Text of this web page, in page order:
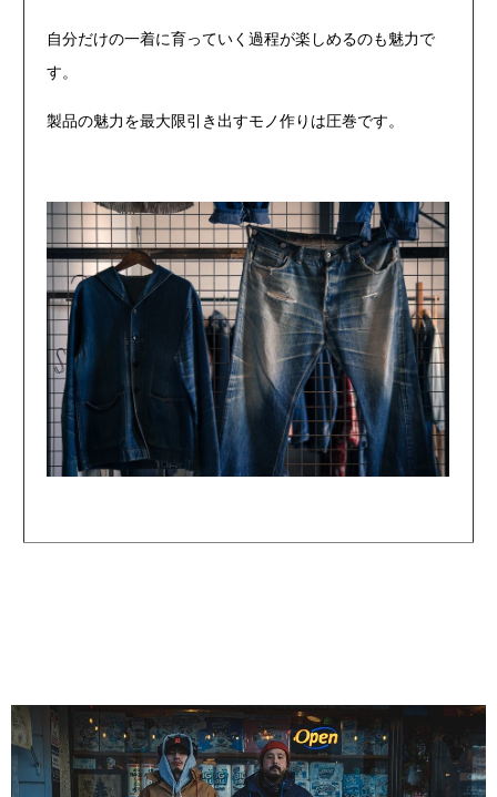
自分だけの一着に育っていく過程が楽しめるのも魅力で
す。
製品の魅力を最大限引き出すモノ作りは圧巻です。